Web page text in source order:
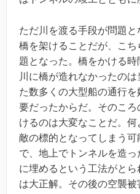
ただ川を渡る手段が問題
橋を架けることだが、こ
題となった。橋をかける
川に橋が造れなかったの
た数多くの大型船の通行
要だったからだ。そのこ
けるのは大変なことだ。
敵の標的となってしまう
で、地上でトンネルを造
に埋めるという工法がと
は大正解。その後の空襲